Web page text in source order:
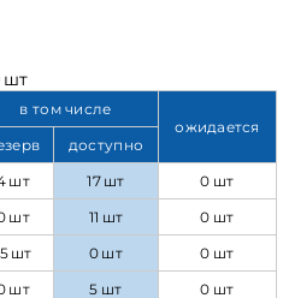
шт
в том числе
ожидается
доступно
шт 17 шт
0 шт
шт 11 шт
0 шт
шт 0 шт
0 шт
шт 5 шт
0 шт